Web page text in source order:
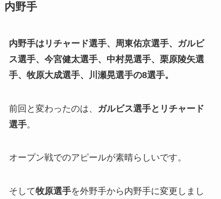
内野手
内野手はリチャード選手、 周東佑京選手、ガルビ
ス選手、今宮健太選手、中村晃選手、栗原陵矢選
手、牧原大成選手、川瀬晃選手の8選手。
前回と変わったのは、
ガルビス選手とリチャード
選手。
オープン戦でのアピールが素晴らしいです。
そして牧原選手を外野手から内野手に変更しまし